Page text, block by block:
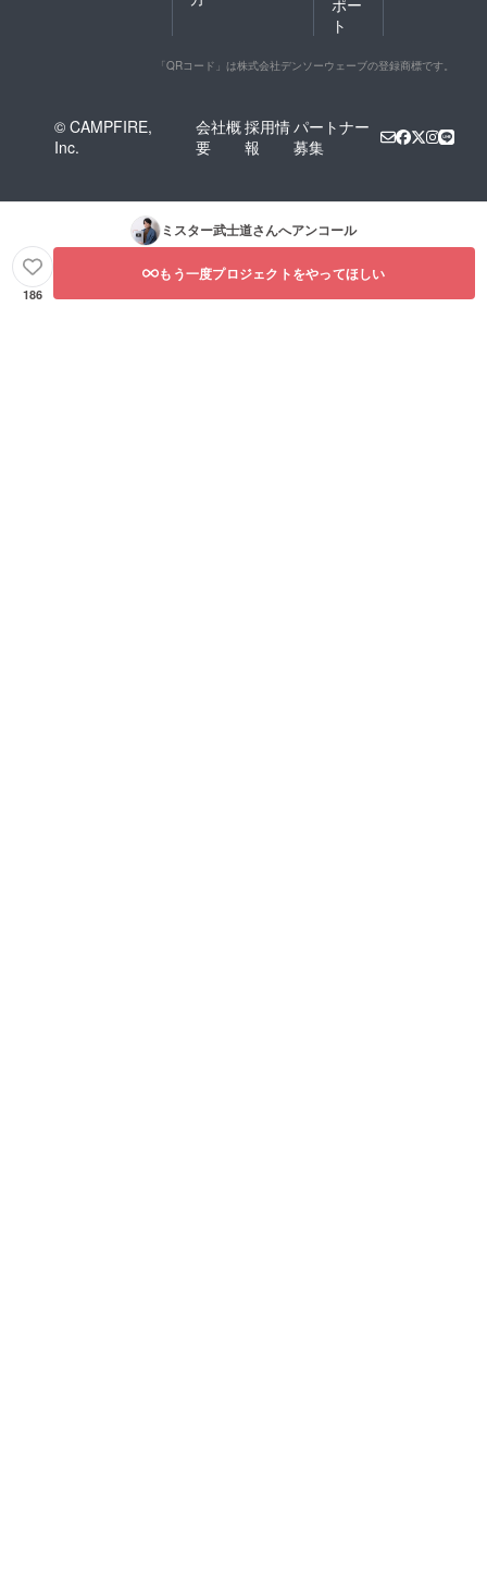
ト
「QRコード」は株式会社デンソーウェーブの登録商標です。
© CAMPFIRE,
Inc.
会社概
要
採用情
報
パートナー
募集
ミスター武士道さんへアンコール
186
もう一度プロジェクトをやってほしい